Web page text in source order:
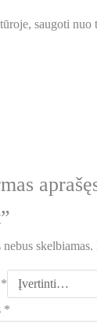
saugoti nuo
nebus skelbiamas.
*
*